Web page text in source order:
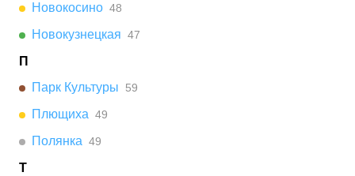
Новокосино 48
Новокузнецкая 47
П
Парк Культуры
59
Плющиха 49
Полянка 49
Т